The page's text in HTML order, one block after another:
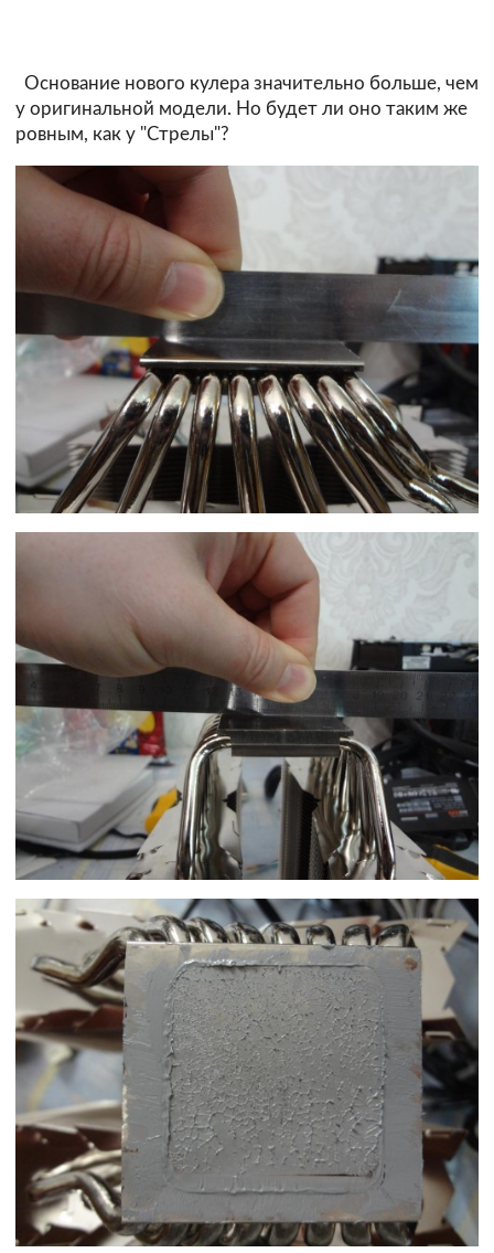
Основание нового кулера значительно больше, чем
у оригинальной модели. Но будет ли оно таким же
ровным, как у "Стрелы"?